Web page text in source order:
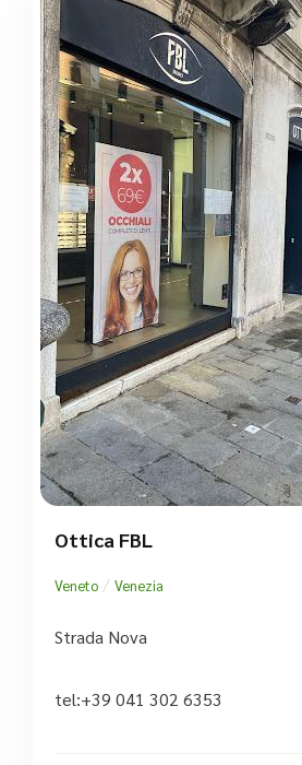
Ottica FBL
Veneto / Venezia
Strada Nova
tel:+39 041 302 6353